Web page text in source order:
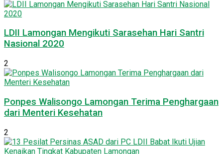
LDII Lamongan Mengikuti Sarasehan Hari Santri
Nasional 2020
2
Ponpes Walisongo Lamongan Terima Penghargaan
dari Menteri Kesehatan
2